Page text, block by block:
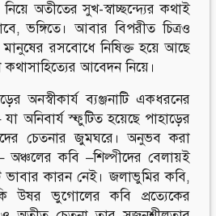
অতীতের সুখ-স্বাচ্ছন্দ্যের কথাই
ভঙ্গিতে। আবার বিপরীত চিত্রও
রসবোধে নিষিক্ত হয়ে আছে
আবেদন নিয়ে।
অনস্বীকার্য ব্যঞ্জনাটি একধরনের
যা অনিবার্য স্ফুটিত হয়েছে পাহাড়ের
চেতনার জুমঘরে। অনুভব করা
অঞ্চলের কবি –শিল্পীদের বেলায়ই
কারন নেই। জলাভুমির কবি,
উষর ভুগোলের কবি প্রত্যেকের